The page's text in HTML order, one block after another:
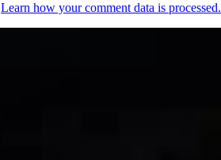
Learn how your comment data is processed.